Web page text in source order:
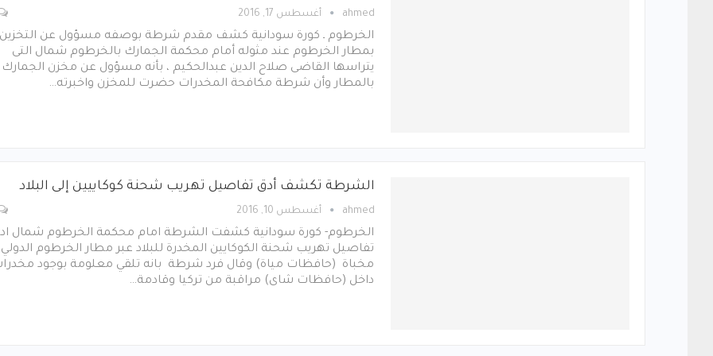
ahmed أغسطس 17, 2016
الخرطوم ـ كورة سودانية كشف مقدم شرطة بوصفه مسؤول عن التخزين
بمطار الخرطوم عند مثوله أمام محكمة الجمارك بالخرطوم شمال التى
يتراسها القاضى صلاح الدين عبدالحكيم ، بأنه مسؤول عن مخزن الجمارك
بالمطار وأن شرطة مكافحة المخدرات حضرت للمخزن واخبرته…
الشرطة تكشف أدق تفاصيل تهريب شحنة كوكاييين إلى البلاد
ahmed أغسطس 10, 2016
الخرطوم- كورة سودانية كشفت الشرطة امام محكمة الخرطوم شمال
تفاصيل تهريب شحنة الكوكايين المخدرة للبلاد عبر مطار الخرطوم الدولي
مخباة (حافظات مياة) وقال فرد شرطة بانه تلقي معلومة بوجود
داخل (حافظات شاى) مراقبة من تركيا وقادمة…